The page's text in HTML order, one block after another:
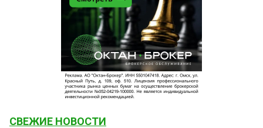
СВЕЖИЕ НОВОСТИ